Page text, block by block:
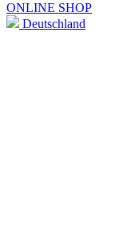
ONLINE SHOP
Deutschland